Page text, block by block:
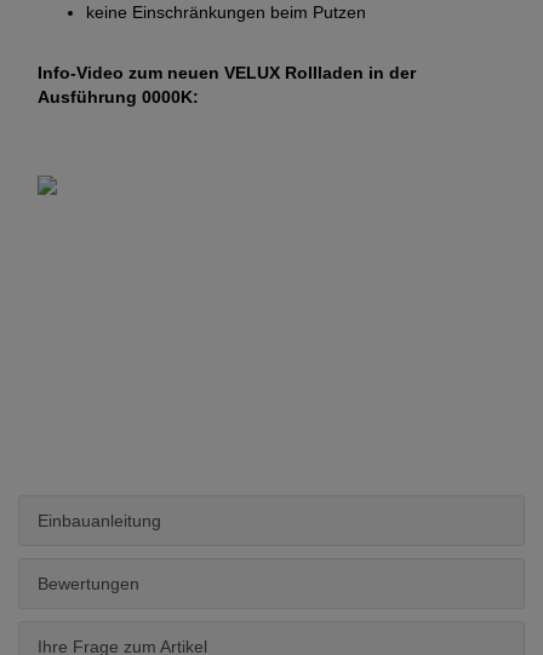
keine Einschränkungen beim Putzen
Info-Video zum neuen VELUX Rollladen in der
Ausführung 0000K:
Einbauanleitung
Bewertungen
Ihre Frage zum Artikel